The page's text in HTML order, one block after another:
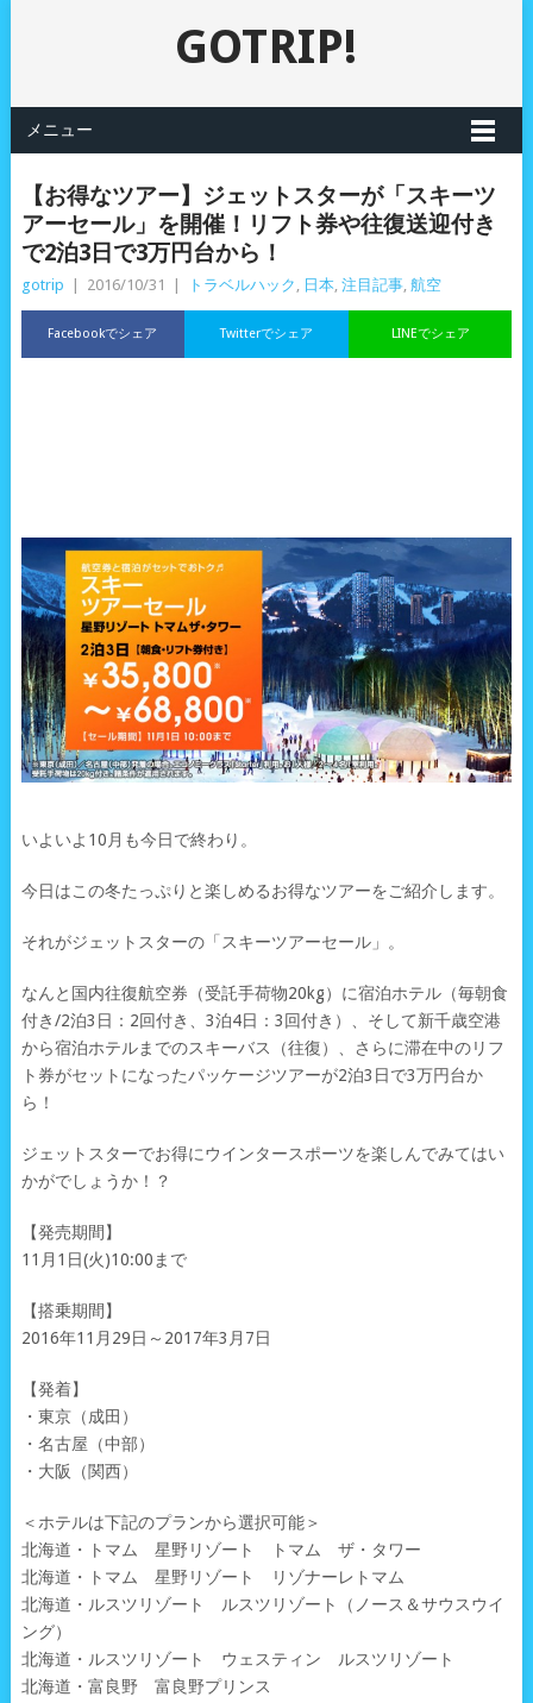
GOTRIP!
メニュー
【お得なツアー】ジェットスターが「スキーツ
アーセール」を開催！リフト券や往復送迎付き
で2泊3日で3万円台から！
gotrip 2016/10/31 トラベルハック , 日本, 注目記事, 航空
Facebookでシェア LINEでシェア
Twitterでシェア
いよいよ10月も今日で終わり。
今日はこの冬たっぷりと楽しめるお得なツアーをご紹介します。
それがジェットスターの「スキーツアーセール」。
なんと国内往復航空券（受託手荷物20kg）に宿泊ホテル（毎朝食
付き/2泊3日：2回付き、3泊4日：3回付き）、そして新千歳空港
から宿泊ホテルまでのスキーバス（往復）、さらに滞在中のリフ
ト券がセットになったパッケージツアーが2泊3日で3万円台か
ら！
ジェットスターでお得にウインタースポーツを楽しんでみてはい
かがでしょうか！？
【発売期間】
11月1日(火)10:00まで
【搭乗期間】
2016年11月29日～2017年3月7日
【発着】
・東京（成田）
・名古屋（中部）
・大阪（関西）
＜ホテルは下記のプランから選択可能＞
北海道・トマム 星野リゾート トマム ザ・タワー
北海道・トマム 星野リゾート リゾナーレトマム
北海道・ルスツリゾート ルスツリゾート（ノース＆サウスウイ
ング）
北海道・ルスツリゾート ウェスティン ルスツリゾート
北海道・富良野 富良野プリンス